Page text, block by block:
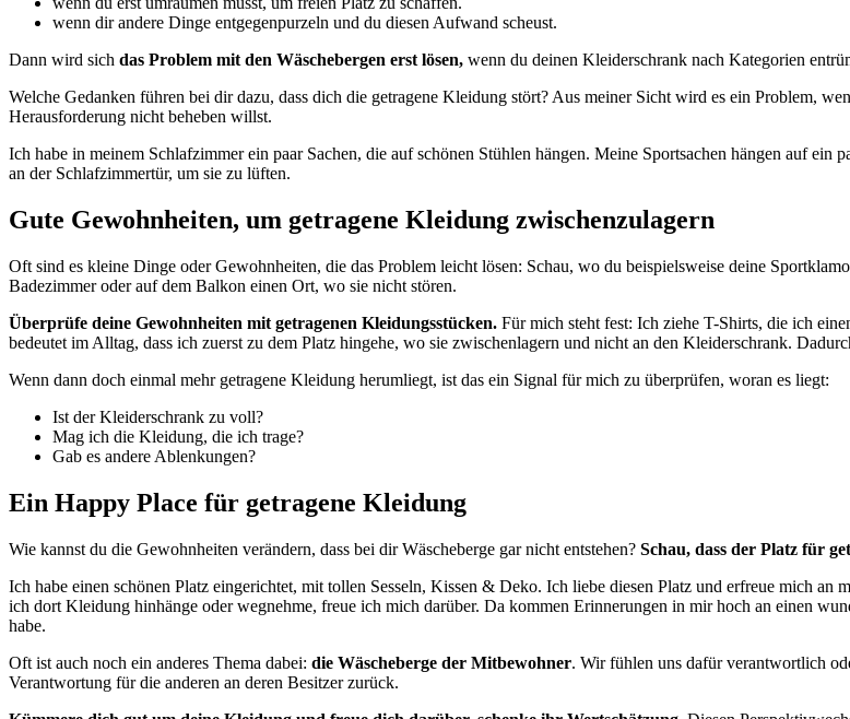
wenn dir andere Dinge entgegenpurzeln und du diesen Aufwand scheust.
Dann wird sich das Problem mit den Wäschebergen erst lösen, wenn du deinen Kleiderschrank nach Kategorien
Welche Gedanken führen bei dir dazu, dass dich die getragene Kleidung stört? Aus meiner Sicht wird es ein Problem,
Herausforderung nicht beheben willst.
Ich habe in meinem Schlafzimmer ein paar Sachen, die auf schönen Stühlen hängen. Meine Sportsachen hängen auf
an der Schlafzimmertür, um sie zu lüften.
Gute Gewohnheiten, um getragene Kleidung zwischenzulagern
Oft sind es kleine Dinge oder Gewohnheiten, die das Problem leicht lösen: Schau, wo du beispielsweise deine
Badezimmer oder auf dem Balkon einen Ort, wo sie nicht stören.
Überprüfe deine Gewohnheiten mit getragenen Kleidungsstücken. Für mich steht fest: Ich ziehe T-Shirts, die ich
bedeutet im Alltag, dass ich zuerst zu dem Platz hingehe, wo sie zwischenlagern und nicht an den Kleiderschrank.
Wenn dann doch einmal mehr getragene Kleidung herumliegt, ist das ein Signal für mich zu überprüfen, woran es liegt:
Ist der Kleiderschrank zu voll?
Mag ich die Kleidung, die ich trage?
Gab es andere Ablenkungen?
Ein Happy Place für getragene Kleidung
Wie kannst du die Gewohnheiten verändern, dass bei dir Wäscheberge gar nicht entstehen? Schau, dass der Platz für
Ich habe einen schönen Platz eingerichtet, mit tollen Sesseln, Kissen & Deko. Ich liebe diesen Platz und erfreue mich
ich dort Kleidung hinhänge oder wegnehme, freue ich mich darüber. Da kommen Erinnerungen in mir hoch an einen
habe.
Oft ist auch noch ein anderes Thema dabei: die Wäscheberge der Mitbewohner. Wir fühlen uns dafür verantwortlich
Verantwortung für die anderen an deren Besitzer zurück.